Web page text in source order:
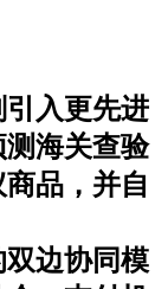
引入更先进
海关查验
品，并自
边协同模